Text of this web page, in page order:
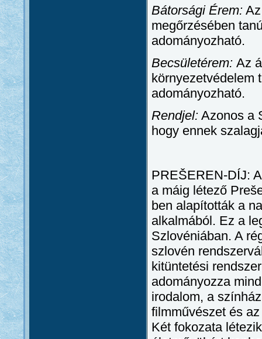
Bátorsági Érem:
megőrzésében
adományozható.
Becsületérem: Az
környezetvédelem
adományozható.
Rendjel: Azonos a
hogy ennek
PREŠEREN-DÍJ:
a máig létező
ben alapították a
alkalmából. Ez a
Szlovéniában. A
szlovén
kitüntetési
adományozza
irodalom, a
filmművészet és
Két fokozata